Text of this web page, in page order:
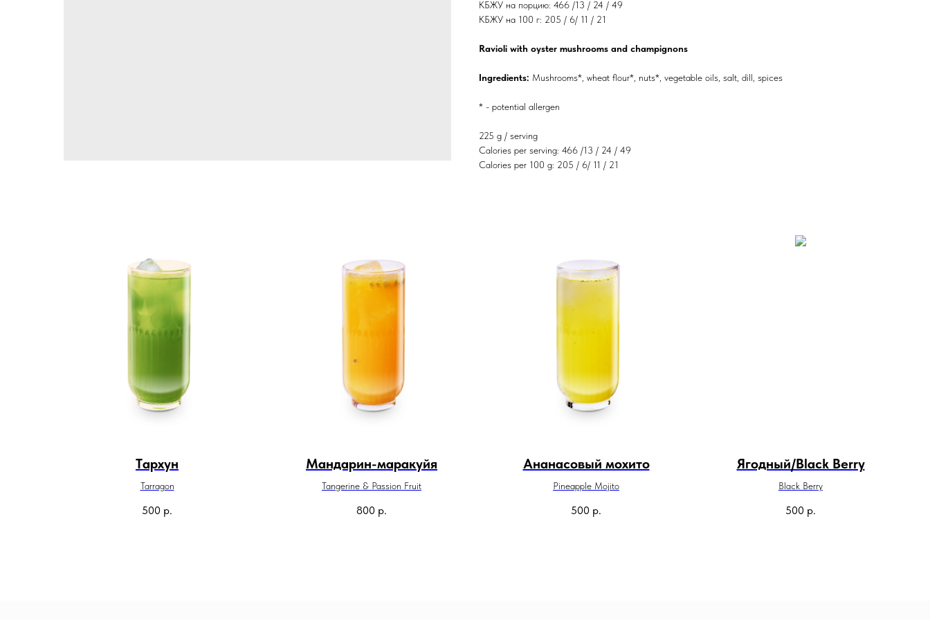
КБЖУ на порцию: 466 /13 / 24 / 49
КБЖУ на 100 г: 205 / 6/ 11 / 21
Ravioli with oyster mushrooms and champignons
Ingredients: Mushrooms*, wheat flour*, nuts*, vegetable oils, salt, dill, spices
* - potential allergen
225 g / serving
Calories per serving: 466 /13 / 24 / 49
Calories per 100 g: 205 / 6/ 11 / 21
Tархун
Tarragon
500 р.
Мандарин-маракуйя
Tangerine & Passion Fruit
800 р.
Ананасовый мохито
Pineapple Mojito
500 р.
Ягодный/Black Berry
Black Berry
500 р.